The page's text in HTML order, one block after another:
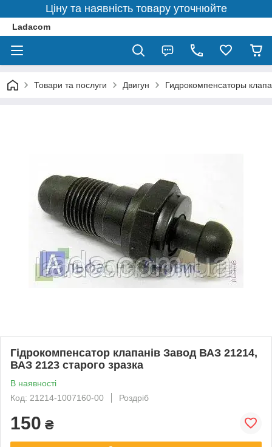
Ціну та наявність товару уточнюйте
Ladacom
Товари та послуги Двигун Гидрокомпенсаторы
Гідрокомпенсатор клапанів Завод ВАЗ 21214,
ВАЗ 2123 старого зразка
В наявності
Код: 21214-1007160-00
Роздріб
150 ₴